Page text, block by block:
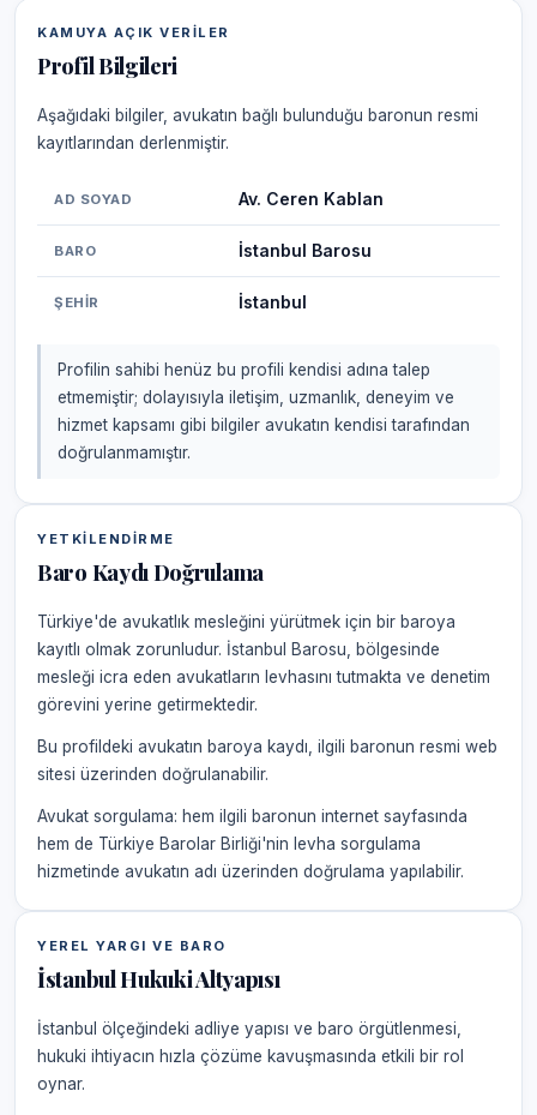
KAMUYA AÇIK VERILER
Profil Bilgileri
Aşağıdaki bilgiler, avukatın bağlı bulunduğu baronun resmi
kayıtlarından derlenmiştir.
AD SOYAD Av. Ceren Kablan
BARO İstanbul Barosu
ŞEHIR İstanbul
Profilin sahibi henüz bu profili kendisi adına talep
etmemiştir; dolayısıyla iletişim, uzmanlık, deneyim ve
hizmet kapsamı gibi bilgiler avukatın kendisi tarafından
doğrulanmamıştır.
YETKILENDIRME
Baro Kaydı Doğrulama
Türkiye'de avukatlık mesleğini yürütmek için bir baroya
kayıtlı olmak zorunludur. İstanbul Barosu, bölgesinde
mesleği icra eden avukatların levhasını tutmakta ve denetim
görevini yerine getirmektedir.
Bu profildeki avukatın baroya kaydı, ilgili baronun resmi web
sitesi üzerinden doğrulanabilir.
Avukat sorgulama: hem ilgili baronun internet sayfasında
hem de Türkiye Barolar Birliği'nin levha sorgulama
hizmetinde avukatın adı üzerinden doğrulama yapılabilir.
YEREL YARGI VE BARO
İstanbul Hukuki Altyapısı
İstanbul ölçeğindeki adliye yapısı ve baro örgütlenmesi,
hukuki ihtiyacın hızla çözüme kavuşmasında etkili bir rol
oynar.